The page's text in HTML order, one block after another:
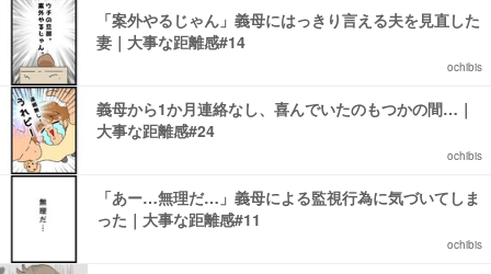
「案外やるじゃん」義母にはっきり言える夫を見直した
妻｜大事な距離感#14
ochibis
義母から1か月連絡なし、喜んでいたのもつかの間…｜
大事な距離感#24
ochibis
「あー…無理だ…」義母による監視行為に気づいてしま
った｜大事な距離感#11
ochibis